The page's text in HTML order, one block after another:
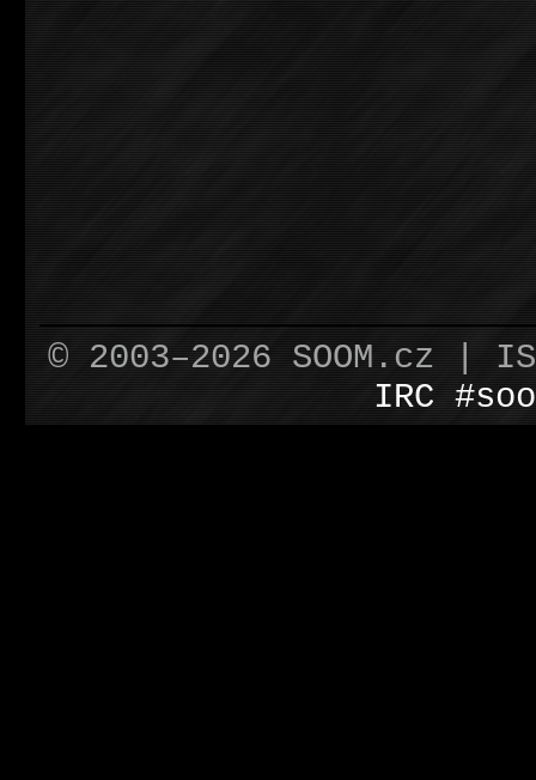
© 2003–2026 SOOM.cz |
IRC